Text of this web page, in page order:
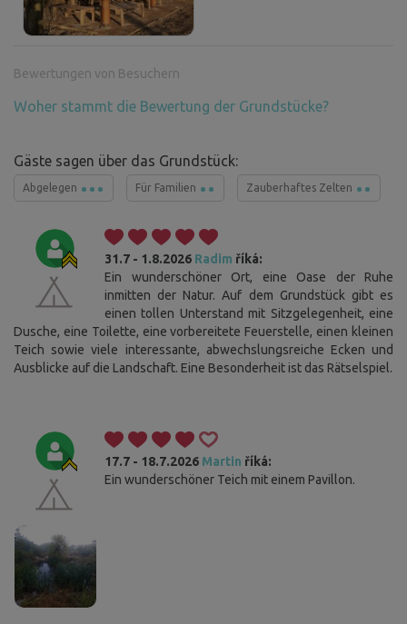
Bewertungen von Besuchern
Woher stammt die Bewertung der Grundstücke?
Gäste sagen über das Grundstück:
Abgelegen Für Familien Zauberhaftes Zelten
31.7 - 1.8.2026 Radim říká:
Ein wunderschöner Ort, eine Oase der Ruhe
inmitten der Natur. Auf dem Grundstück gibt es
einen tollen Unterstand mit Sitzgelegenheit, eine
Dusche, eine Toilette, eine vorbereitete Feuerstelle, einen kleinen
Teich sowie viele interessante, abwechslungsreiche Ecken und
Ausblicke auf die Landschaft. Eine Besonderheit ist das Rätselspiel.
17.7 - 18.7.2026 Martin říká:
Ein wunderschöner Teich mit einem Pavillon.